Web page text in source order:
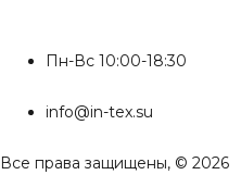
Пн-Вс 10:00-18:30
info@in-tex.su
Все права защищены, © 2026